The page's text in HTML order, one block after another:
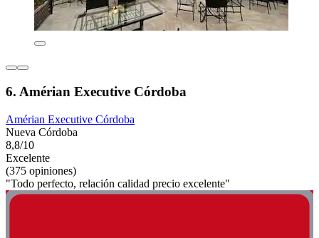
6. Amérian Executive Córdoba
Amérian Executive Córdoba
Nueva Córdoba
8,8/10
Excelente
(375 opiniones)
"Todo perfecto, relación calidad precio excelente"